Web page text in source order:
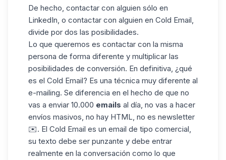
De hecho, contactar con alguien sólo en
LinkedIn, o contactar con alguien en Cold Email,
divide por dos las posibilidades.
Lo que queremos es contactar con la misma
persona de forma diferente y multiplicar las
posibilidades de conversión. En definitiva, ¿qué
es el Cold Email? Es una técnica muy diferente al
e-mailing. Se diferencia en el hecho de que no
vas a enviar 10.000 emails al día, no vas a hacer
envíos masivos, no hay HTML, no es newsletter
✉️. El Cold Email es un email de tipo comercial,
su texto debe ser punzante y debe entrar
realmente en la conversación como lo que